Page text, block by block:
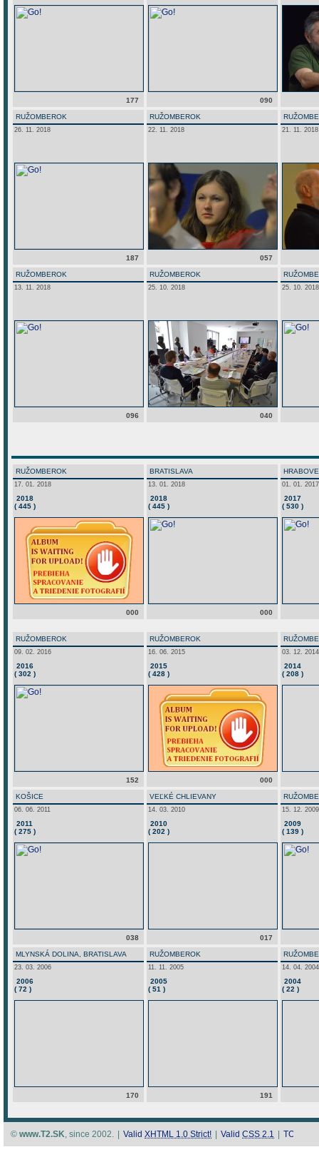
177 090
RUŽOMBEROK
26. 11. 2018
187
RUŽOMBEROK
22. 11. 2018
057
21. 11. 2018
RUŽOMBEROK
13. 11. 2018
096
RUŽOMBEROK
25. 10. 2018
040
25. 10. 2018
RUŽOMBEROK
17. 01. 2018
2018
( 445 )
000
BRATISLAVA
13. 01. 2018
2018
( 445 )
000
01. 01. 2017
2017
( 530 )
RUŽOMBEROK
09. 02. 2016
2016
( 302 )
152
RUŽOMBEROK
16. 06. 2015
2015
( 428 )
000
03. 12. 2014
2014
( 208 )
KOŠICE
06. 06. 2011
2011
( 275 )
038
VEĽKÉ CHLIEVANY
14. 03. 2010
2010
( 202 )
017
15. 12. 2009
2009
( 139 )
MLYNSKÁ DOLINA, BRATISLAVA
23. 03. 2006
2006
( 72 )
170
RUŽOMBEROK
11. 11. 2005
2005
( 51 )
191
14. 04. 2004
2004
( 22 )
© www.T2.SK, since 2002. Valid XHTML 1.0 Strict! Valid CSS 2.1